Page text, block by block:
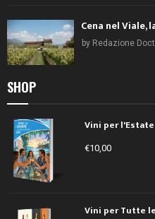
Cena nel Viale,
by Redazione
SHOP
Vini per
€10,00
Vini per Tutte